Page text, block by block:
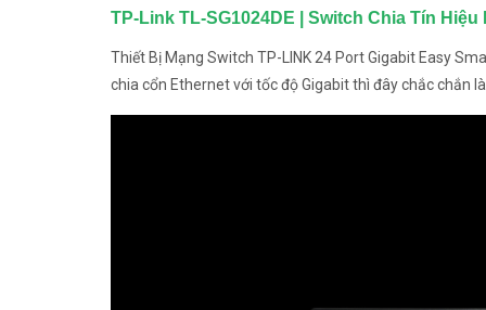
TP-Link TL-SG1024DE | Switch Chia Tín
Thiết Bị Mạng Switch TP-LINK 24 Port Gigabit Easy
chia cổn Ethernet với tốc độ Gigabit thì đây chắc chắn